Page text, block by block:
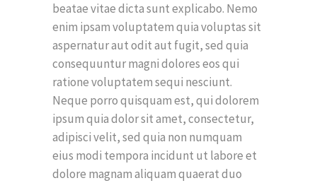
beatae vitae dicta sunt explicabo. Nemo
enim ipsam voluptatem quia voluptas sit
aspernatur aut odit aut fugit, sed quia
consequuntur magni dolores eos qui
ratione voluptatem sequi nesciunt.
Neque porro quisquam est, qui dolorem
ipsum quia dolor sit amet, consectetur,
adipisci velit, sed quia non numquam
eius modi tempora incidunt ut labore et
dolore magnam aliquam quaerat duo